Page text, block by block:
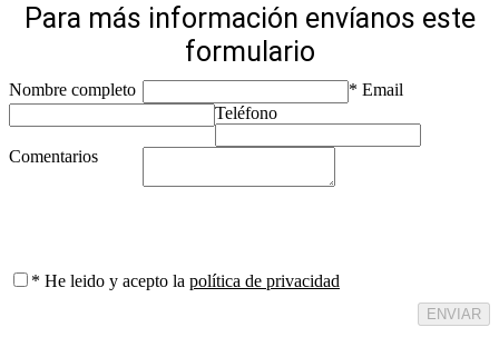
Para más información envíanos este
formulario
Nombre completo
* Email
Teléfono
Comentarios
* He leido y acepto la política de privacidad